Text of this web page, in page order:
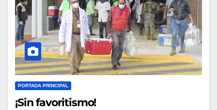
PORTADA PRINCIPAL
¡Sin favoritismo!